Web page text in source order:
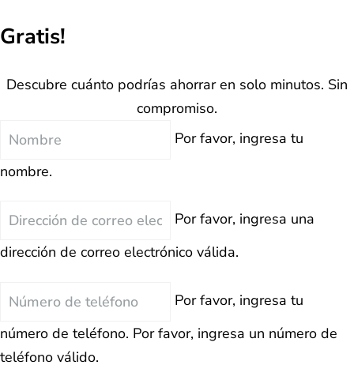
Gratis!
Descubre cuánto podrías ahorrar en solo minutos. Sin
compromiso.
Nombre
Por favor, ingresa tu
nombre.
Correo
Por favor, ingresa una
dirección de correo electrónico válida.
Teléfono
Por favor, ingresa tu
número de teléfono. Por favor, ingresa un número de
teléfono válido.